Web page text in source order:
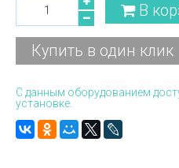
В
Купить в один клик
С данным оборудованием
установке.